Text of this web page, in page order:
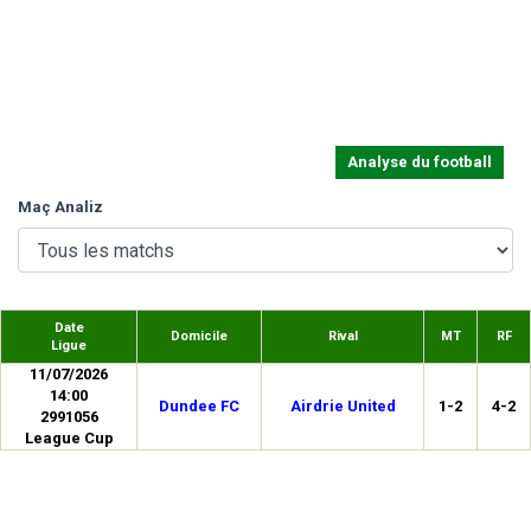
Analyse du football
Maç Analiz
Date
Ligue
Domicile Rival MT RF
11/07/2026
14:00
2991056
League Cup
Dundee FC Airdrie United 1-2 4-2